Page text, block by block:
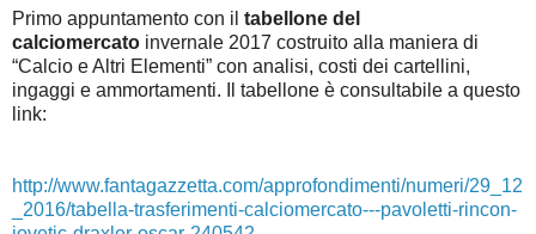
Primo appuntamento con il tabellone del
calciomercato invernale 2017 costruito alla maniera di
“Calcio e Altri Elementi” con analisi, costi dei cartellini,
ingaggi e ammortamenti. Il tabellone è consultabile a questo
link:
http://www.fantagazzetta.com/approfondimenti/numeri/29_12
_2016/tabella-trasferimenti-calciomercato---pavoletti-rincon-